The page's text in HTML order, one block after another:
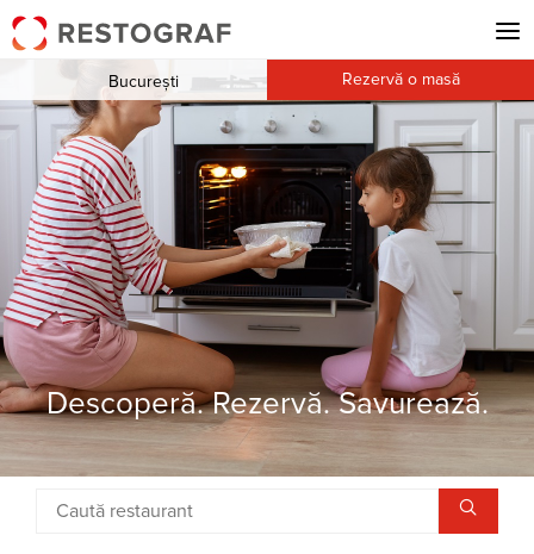
Descoperă. Rezervă. Savurează.
București Rezervă o masă